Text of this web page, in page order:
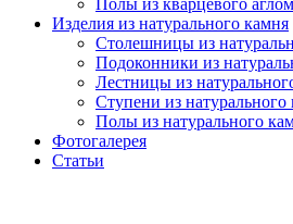
Полы из кварцевого
Изделия из натурального камня
Столешницы из
Подоконники из
Лестницы из
Ступени из натурального
Полы из натурального
Фотогалерея
Статьи